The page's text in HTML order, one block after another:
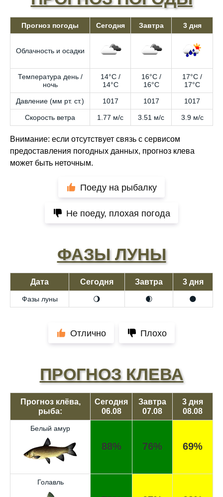
Прогноз погоды Сегодня Завтра 3 дня
Облачность и осадки
Температура день /
ночь
14°C /
14°C
16°C /
16°C
17°C /
17°C
Давление (мм рт. ст.) 1017 1017 1017
Скорость ветра 1.77 м/с 3.51 м/с 3.9 м/с
Внимание: если отсутствует связь с сервисом
предоставления погодных данных, прогноз клева
может быть неточным.
Поеду на рыбалку
Не поеду, плохая погода
ФАЗЫ ЛУНЫ
Дата Сегодня Завтра 3 дня
Фазы луны 🌖 🌒 🌑
Отлично Плохо
ПРОГНОЗ КЛЕВА
Прогноз клёва,
рыба:
Сегодня
06.08
Завтра
07.08
3 дня
08.08
Белый амур
88% 76% 69%
Голавль